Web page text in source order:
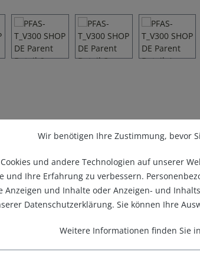
Schlauch TEFLON
Wir benötigen Ihre Zustimmung, bevor
und andere Technologien auf unserer
und Ihre Erfahrung zu verbessern.
Anzeigen und Inhalte oder Anzeigen- und
Datenschutzerklärung. Sie können Ihre
Weitere Informationen finden Sie